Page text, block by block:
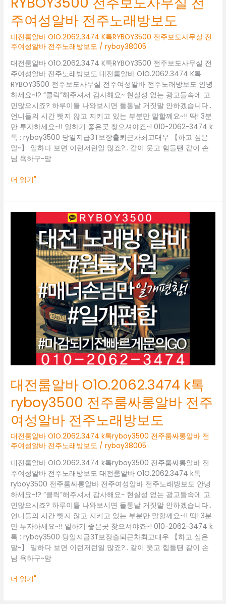
주여성알바 전주노래방보도
대전룸알바 O1O.2062.3474 K톡RYBOY3500 전주보도사무실 전
주여성알바 전주노래방보도 /ryboy38005
대전룸알바 O1O.2062.3474 K톡RYBOY3500 전주보도사무실 전
주여성알바 전주노래방보도 대전룸알바 O1O.2062.3474 K톡
RYBOY3500 전주보도사무실 전주여성알바 전주노래방보도 안녕
하세요~!? “클릭”해주셔서 감사해요~ 현실성 없는 광고들속에 고
민많으시죠? 하루이틀 나와보시면 들통날 거짓말 안하겠습니다..
언니들의 시간 뺏지 않고 지키고 있는 부분만 말할께요~!! 딱! 3분
만 투자하세요~!! 일하기 좋은곳 찾으셔야죠~! 010-2062-3474 k
톡 : ryboy3500 당일지급3T보장출퇴근차최고대우 【하고 싶은
말~】 일하다 보면 이런저런일 많죠?.. 같이 웃고 힘들땐 같이 손
님 욕하구~맘
여
성
알
바
전
주
노
래
방
보
도
더 읽기"
대전룸알바 O1O.2062.3474 k톡
ryboy3500 전주룸싸롱알바 전주
여성알바 전주노래방보도
대전룸알바 O1O.2062.3474 k톡ryboy3500 전주룸싸롱알바 전
주여성알바 전주노래방보도 /ryboy38005
대전룸알바 O1O.2062.3474 k톡ryboy3500 전주룸싸롱알바 전
주여성알바 전주노래방보도 대전룸알바 O1O.2062.3474 k톡
ryboy3500 전주룸싸롱알바 전주여성알바 전주노래방보도 안녕
하세요~!? “클릭”해주셔서 감사해요~ 현실성 없는 광고들속에 고
민많으시죠? 하루이틀 나와보시면 들통날 거짓말 안하겠습니다..
언니들의 시간 뺏지 않고 지키고 있는 부분만 말할께요~!! 딱! 3분
만 투자하세요~!! 일하기 좋은곳 찾으셔야죠~! 010-2062-3474 k
톡 : ryboy3500 당일지급3T보장출퇴근차최고대우 【하고 싶은
말~】 일하다 보면 이런저런일 많죠?.. 같이 웃고 힘들땐 같이 손
님 욕하구~맘
O1O.2062.3474
ryboy3500
알
전
여
성
바
전
주
노
래
방
보
도
더 읽기"